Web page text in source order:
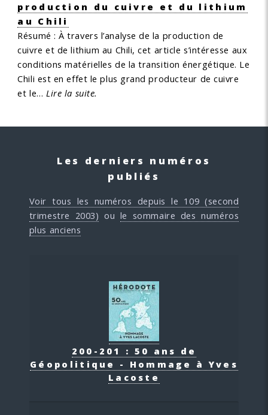
production du cuivre et du lithium
au Chili
Résumé :À travers l’analyse de la production de
cuivre et de lithium au Chili, cet article s’intéresse aux
conditions matérielles de la transition énergétique. Le
Chili est en effet le plus grand producteur de cuivre
et le…Lire la suite.
Les derniers numéros
publiés
Voir tous les numéros depuis le 109 (second
trimestre 2003) ou le sommaire des numéros
plus anciens
200-201 : 50 ans de
Géopolitique - Hommage à Yves
Lacoste